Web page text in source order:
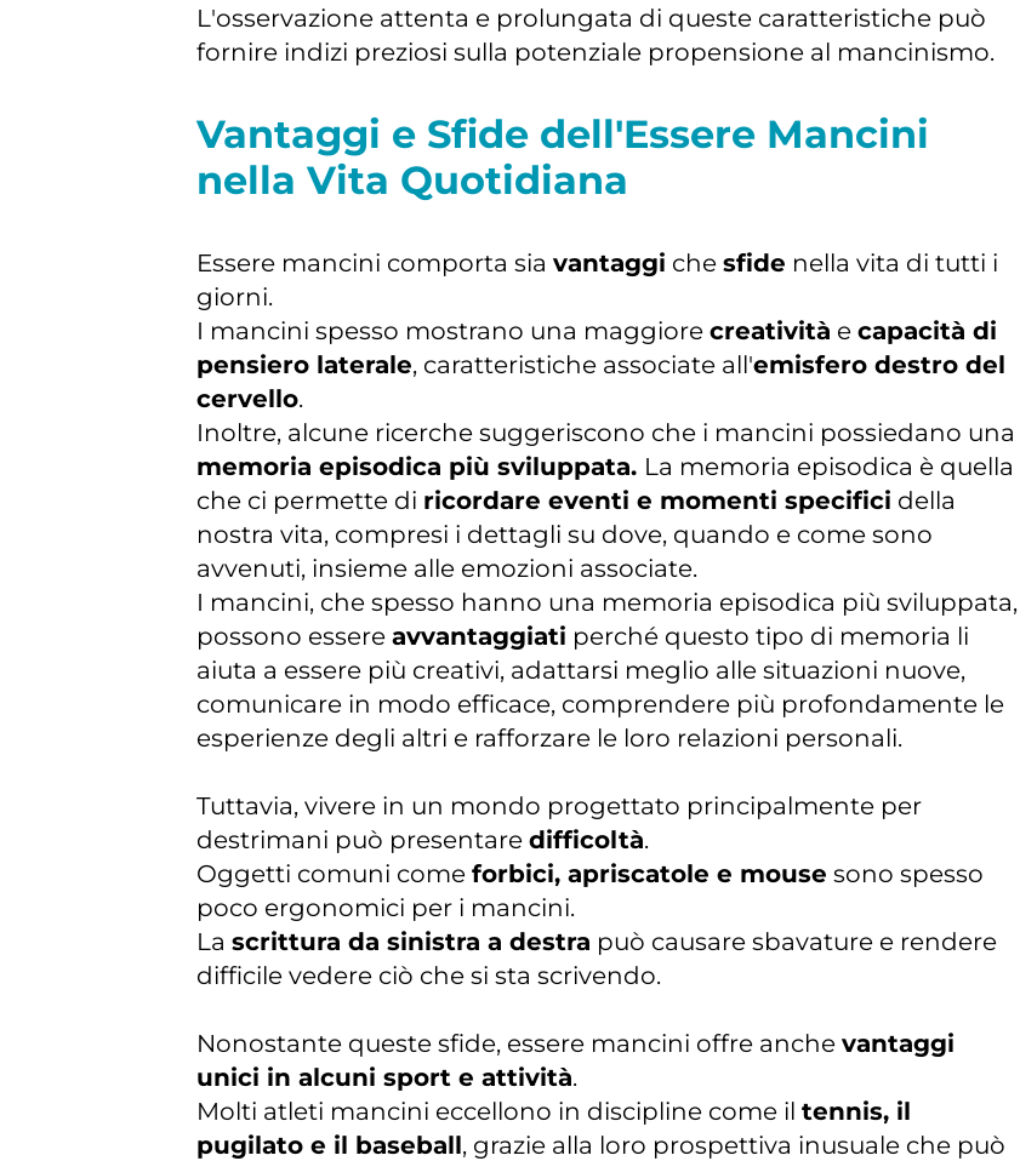
L'osservazione attenta e prolungata di queste caratteristiche può
fornire indizi preziosi sulla potenziale propensione al mancinismo.
Vantaggi e Sfide dell'Essere Mancini
nella Vita Quotidiana
Essere mancini comporta sia vantaggi che sfide nella vita di tutti i
giorni.
I mancini spesso mostrano una maggiore creatività e capacità di
pensiero laterale, caratteristiche associate all'emisfero destro del
cervello.
Inoltre, alcune ricerche suggeriscono che i mancini possiedano una
memoria episodica più sviluppata. La memoria episodica è quella
che ci permette di ricordare eventi e momenti specifici della
nostra vita, compresi i dettagli su dove, quando e come sono
avvenuti, insieme alle emozioni associate.
I mancini, che spesso hanno una memoria episodica più sviluppata,
possono essere avvantaggiati perché questo tipo di memoria li
aiuta a essere più creativi, adattarsi meglio alle situazioni nuove,
comunicare in modo efficace, comprendere più profondamente le
esperienze degli altri e rafforzare le loro relazioni personali.
Tuttavia, vivere in un mondo progettato principalmente per
destrimani può presentare difficoltà.
Oggetti comuni come forbici, apriscatole e mouse sono spesso
poco ergonomici per i mancini.
La scrittura da sinistra a destra può causare sbavature e rendere
difficile vedere ciò che si sta scrivendo.
Nonostante queste sfide, essere mancini offre anche vantaggi
unici in alcuni sport e attività.
Molti atleti mancini eccellono in discipline come il tennis, il
pugilato e il baseball, grazie alla loro prospettiva inusuale che può